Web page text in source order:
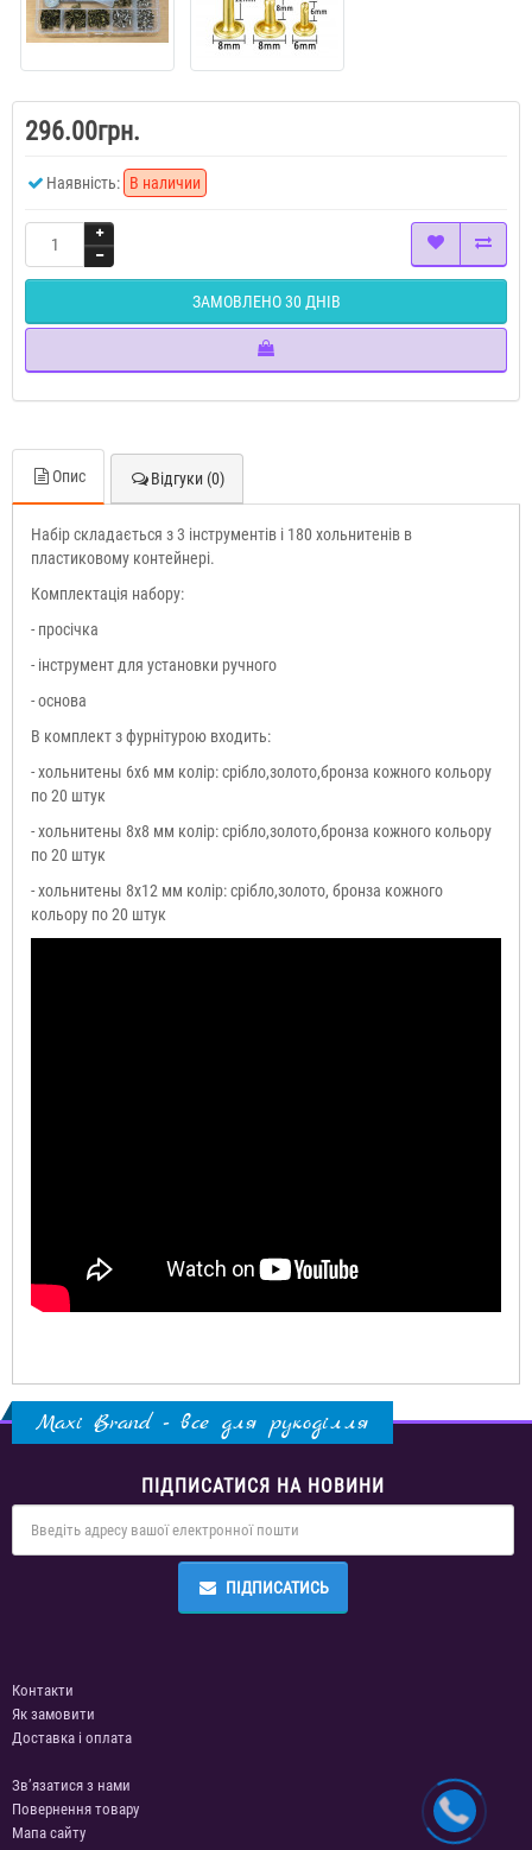
296.00грн.
Наявність: В наличии
ЗАМОВЛЕНО 30 ДНІВ
Опис Відгуки (0)
Набір складається з 3 інструментів і 180 хольнитенів в
пластиковому контейнері.
Комплектація набору:
- просічка
- інструмент для установки ручного
- основа
В комплект з фурнітурою входить:
- хольнитены 6х6 мм колір: срібло,золото,бронза кожного кольору
по 20 штук
- хольнитены 8х8 мм колір: срібло,золото,бронза кожного кольору
по 20 штук
- хольнитены 8х12 мм колір: срібло,золото, бронза кожного
кольору по 20 штук
Maxi Brand - все для рукоділля
ПІДПИСАТИСЯ НА НОВИНИ
ПІДПИСАТИСЬ
Контакти
Як замовити
Доставка і оплата
Зв’язатися з нами
Повернення товару
Мапа сайту